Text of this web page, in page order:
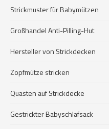
Strickmuster für Babymützen
Großhandel Anti-Pilling-Hut
Hersteller von Strickdecken
Zopfmütze stricken
Quasten auf Strickdecke
Gestrickter Babyschlafsack